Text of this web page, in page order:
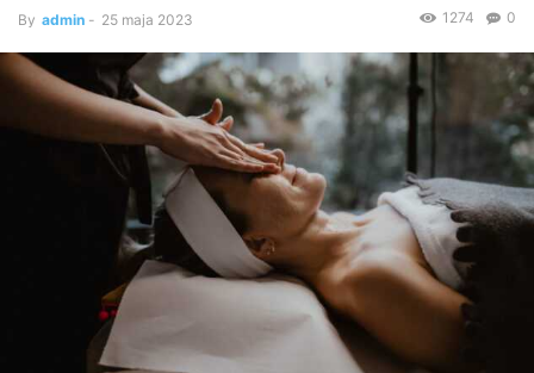
By admin - 25 maja 2023 0
1274